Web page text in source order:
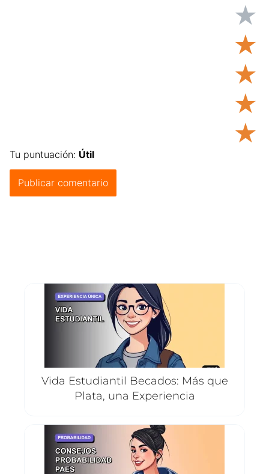
★
★
★
★
★
Tu puntuación: Útil
Vida Estudiantil Becados: Más que
Plata, una Experiencia